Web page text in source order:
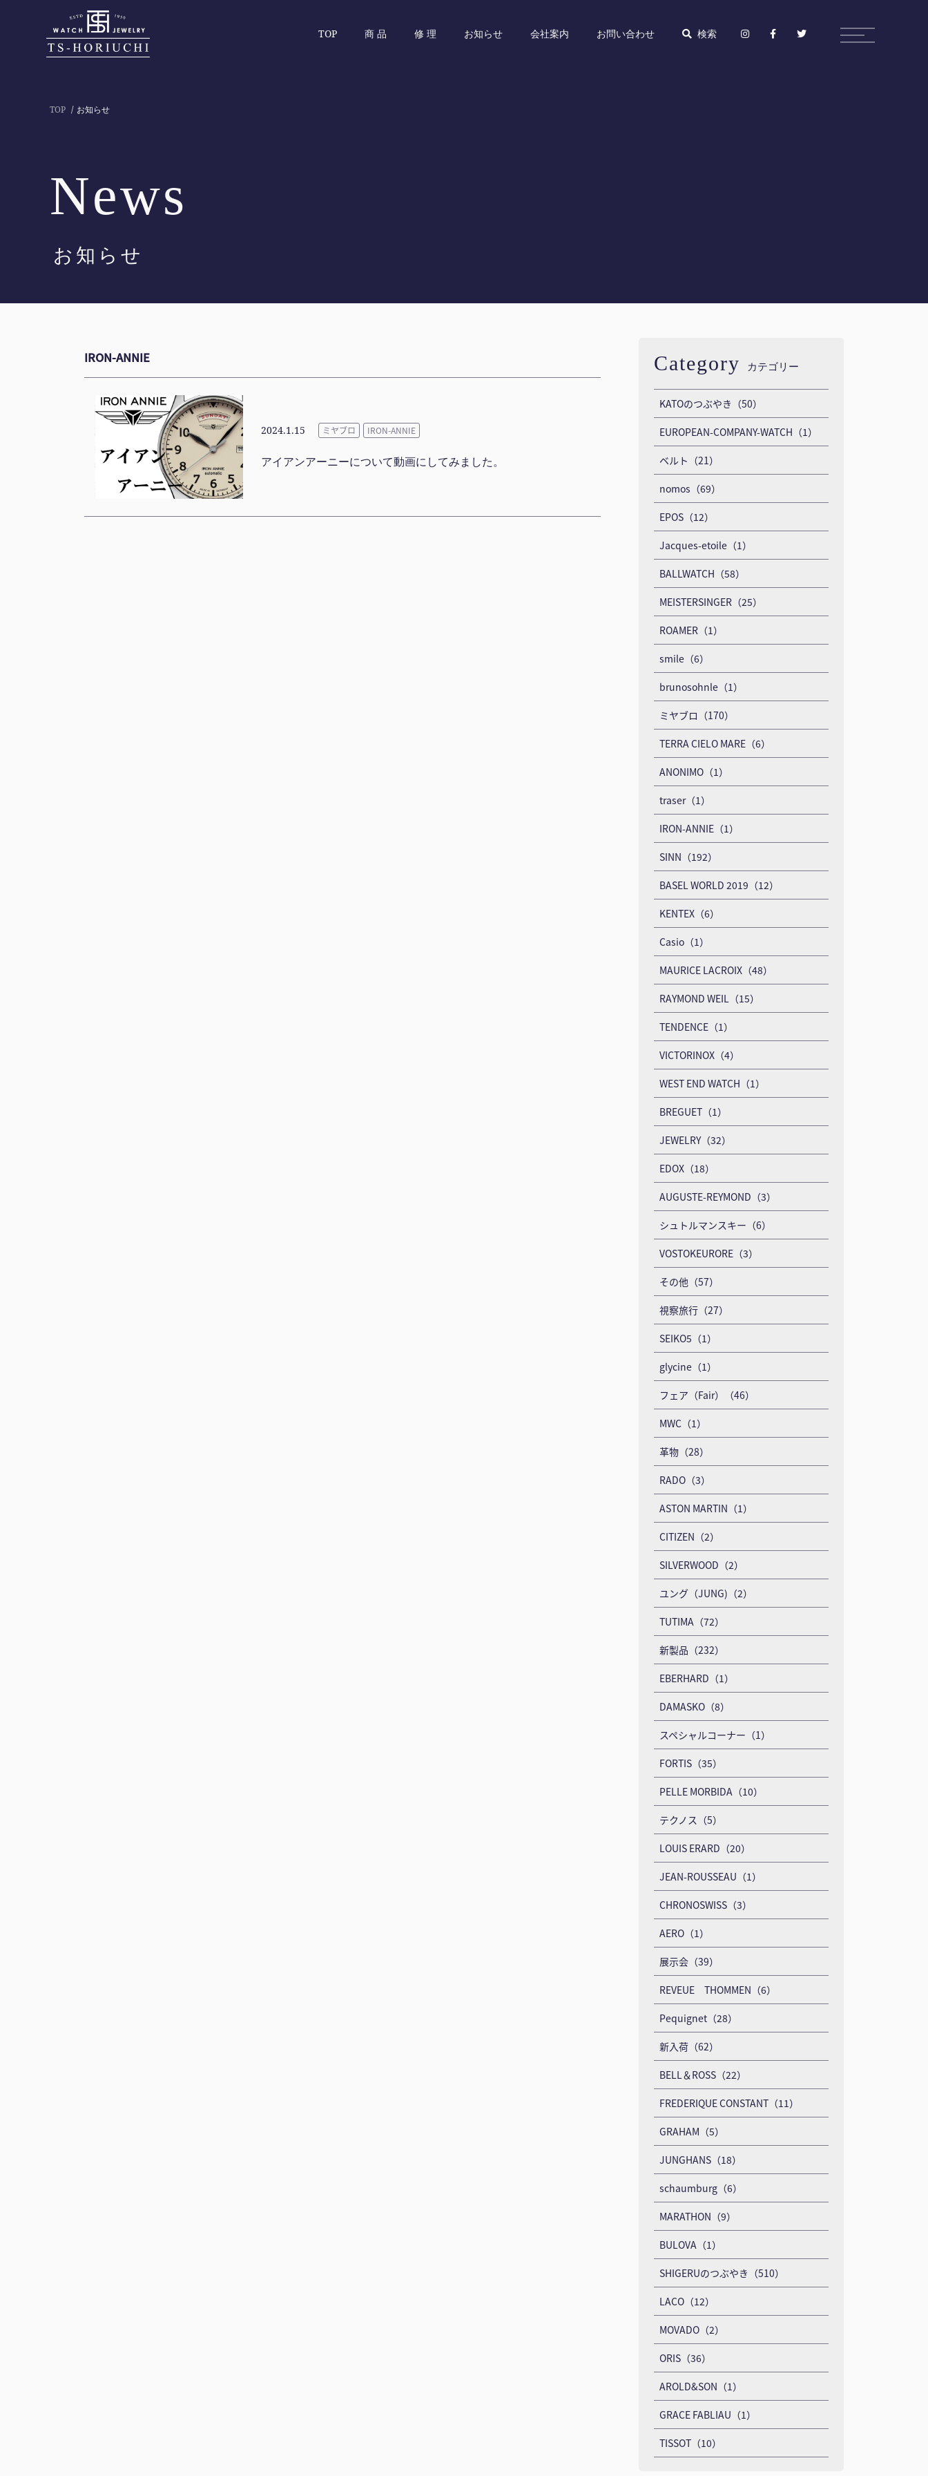
TOP 商 品 修 理 お知らせ 会社案内 お問い合わせ 検索
TOP お知らせ
News
お知らせ
IRON-ANNIE
2024.1.15 ミヤブロ IRON-ANNIE
アイアンアーニーについて動画にしてみました。
Category カテゴリー
KATOのつぶやき（50）
EUROPEAN-COMPANY-WATCH（1）
ベルト（21）
nomos（69）
EPOS（12）
Jacques-etoile（1）
BALLWATCH（58）
MEISTERSINGER（25）
ROAMER（1）
smile（6）
brunosohnle（1）
ミヤブロ（170）
TERRA CIELO MARE（6）
ANONIMO（1）
traser（1）
IRON-ANNIE（1）
SINN（192）
BASEL WORLD 2019（12）
KENTEX（6）
Casio（1）
MAURICE LACROIX（48）
RAYMOND WEIL（15）
TENDENCE（1）
VICTORINOX（4）
WEST END WATCH（1）
BREGUET（1）
JEWELRY（32）
EDOX（18）
AUGUSTE-REYMOND（3）
シュトルマンスキー（6）
VOSTOKEURORE（3）
その他（57）
視察旅行（27）
SEIKO5（1）
glycine（1）
フェア（Fair）（46）
MWC（1）
革物（28）
RADO（3）
ASTON MARTIN（1）
CITIZEN（2）
SILVERWOOD（2）
ユング（JUNG)（2）
TUTIMA（72）
新製品（232）
EBERHARD（1）
DAMASKO（8）
スペシャルコーナー（1）
FORTIS（35）
PELLE MORBIDA（10）
テクノス（5）
LOUIS ERARD（20）
JEAN-ROUSSEAU（1）
CHRONOSWISS（3）
AERO（1）
展示会（39）
REVEUE THOMMEN（6）
Pequignet（28）
新入荷（62）
BELL＆ROSS（22）
FREDERIQUE CONSTANT（11）
GRAHAM（5）
JUNGHANS（18）
schaumburg（6）
MARATHON（9）
BULOVA（1）
SHIGERUのつぶやき（510）
LACO（12）
MOVADO（2）
ORIS（36）
AROLD&SON（1）
GRACE FABLIAU（1）
TISSOT（10）